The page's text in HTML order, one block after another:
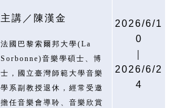
主講／陳漢金
法國巴黎索爾邦大學(La
Sorbonne)音樂學碩士、博
士，國立臺灣師範大學音樂
學系副教授退休，經常受邀
擔任音樂會導聆、音樂欣賞
2026/6/1
0
2026/6/2
4